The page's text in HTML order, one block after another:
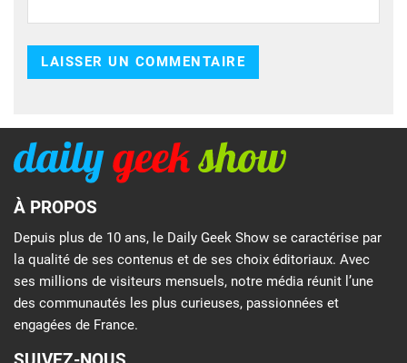
À PROPOS
Depuis plus de 10 ans, le Daily Geek Show se caractérise par
la qualité de ses contenus et de ses choix éditoriaux. Avec
ses millions de visiteurs mensuels, notre média réunit l’une
des communautés les plus curieuses, passionnées et
engagées de France.